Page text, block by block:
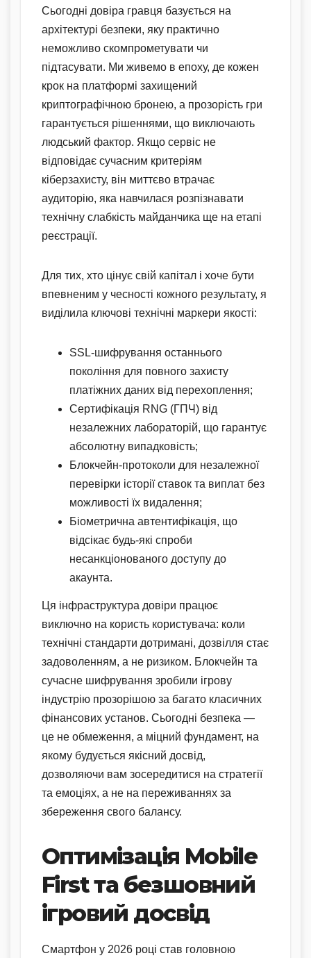
Сьогодні довіра гравця базується на
архітектурі безпеки, яку практично
неможливо скомпрометувати чи
підтасувати. Ми живемо в епоху, де кожен
крок на платформі захищений
криптографічною бронею, а прозорість гри
гарантується рішеннями, що виключають
людський фактор. Якщо сервіс не
відповідає сучасним критеріям
кіберзахисту, він миттєво втрачає
аудиторію, яка навчилася розпізнавати
технічну слабкість майданчика ще на етапі
реєстрації.
Для тих, хто цінує свій капітал і хоче бути
впевненим у чесності кожного результату, я
виділила ключові технічні маркери якості:
SSL-шифрування останнього
покоління для повного захисту
платіжних даних від перехоплення;
Сертифікація RNG (ГПЧ) від
незалежних лабораторій, що гарантує
абсолютну випадковість;
Блокчейн-протоколи для незалежної
перевірки історії ставок та виплат без
можливості їх видалення;
Біометрична автентифікація, що
відсікає будь-які спроби
несанкціонованого доступу до
акаунта.
Ця інфраструктура довіри працює
виключно на користь користувача: коли
технічні стандарти дотримані, дозвілля стає
задоволенням, а не ризиком. Блокчейн та
сучасне шифрування зробили ігрову
індустрію прозорішою за багато класичних
фінансових установ. Сьогодні безпека —
це не обмеження, а міцний фундамент, на
якому будується якісний досвід,
дозволяючи вам зосередитися на стратегії
та емоціях, а не на переживаннях за
збереження свого балансу.
Оптимізація Mobile
First та безшовний
ігровий досвід
Смартфон у 2026 році став головною